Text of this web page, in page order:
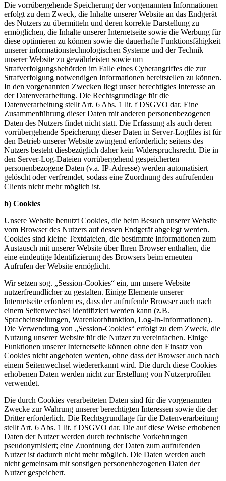
Die vorrübergehende Speicherung der vorgenannten Informationen
erfolgt zu dem Zweck, die Inhalte unserer Website an das Endgerät
des Nutzers zu übermitteln und deren korrekte Darstellung zu
ermöglichen, die Inhalte unserer Internetseite sowie die Werbung für
diese optimieren zu können sowie die dauerhafte Funktionsfähigkeit
unserer informationstechnologischen Systeme und der Technik
unserer Website zu gewährleisten sowie um
Strafverfolgungsbehörden im Falle eines Cyberangriffes die zur
Strafverfolgung notwendigen Informationen bereitstellen zu können.
In den vorgenannten Zwecken liegt unser berechtigtes Interesse an
der Datenverarbeitung. Die Rechtsgrundlage für die
Datenverarbeitung stellt Art. 6 Abs. 1 lit. f DSGVO dar. Eine
Zusammenführung dieser Daten mit anderen personenbezogenen
Daten des Nutzers findet nicht statt. Die Erfassung als auch deren
vorrübergehende Speicherung dieser Daten in Server-Logfiles ist für
den Betrieb unserer Website zwingend erforderlich; seitens des
Nutzers besteht diesbezüglich daher kein Widerspruchsrecht. Die in
den Server-Log-Dateien vorrübergehend gespeicherten
personenbezogene Daten (v.a. IP-Adresse) werden automatisiert
gelöscht oder verfremdet, sodass eine Zuordnung des aufrufenden
Clients nicht mehr möglich ist.
b) Cookies
Unsere Website benutzt Cookies, die beim Besuch unserer Website
vom Browser des Nutzers auf dessen Endgerät abgelegt werden.
Cookies sind kleine Textdateien, die bestimmte Informationen zum
Austausch mit unserer Website über Ihren Browser enthalten, die
eine eindeutige Identifizierung des Browsers beim erneuten
Aufrufen der Website ermöglicht.
Wir setzen sog. „Session-Cookies“ ein, um unsere Website
nutzerfreundlicher zu gestalten. Einige Elemente unserer
Internetseite erfordern es, dass der aufrufende Browser auch nach
einem Seitenwechsel identifiziert werden kann (z.B.
Spracheinstellungen, Warenkorbfunktion, Log-In-Informationen).
Die Verwendung von „Session-Cookies“ erfolgt zu dem Zweck, die
Nutzung unserer Website für die Nutzer zu vereinfachen. Einige
Funktionen unserer Internetseite können ohne den Einsatz von
Cookies nicht angeboten werden, ohne dass der Browser auch nach
einem Seitenwechsel wiedererkannt wird. Die durch diese Cookies
erhobenen Daten werden nicht zur Erstellung von Nutzerprofilen
verwendet.
Die durch Cookies verarbeiteten Daten sind für die vorgenannten
Zwecke zur Wahrung unserer berechtigten Interessen sowie die der
Dritter erforderlich. Die Rechtsgrundlage für die Datenverarbeitung
stellt Art. 6 Abs. 1 lit. f DSGVO dar. Die auf diese Weise erhobenen
Daten der Nutzer werden durch technische Vorkehrungen
pseudonymisiert; eine Zuordnung der Daten zum aufrufenden
Nutzer ist dadurch nicht mehr möglich. Die Daten werden auch
nicht gemeinsam mit sonstigen personenbezogenen Daten der
Nutzer gespeichert.